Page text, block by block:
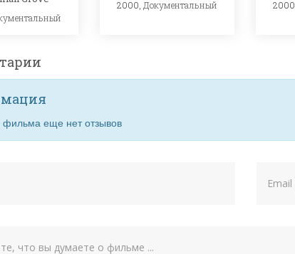
2000, Документальный 2000,
фильма еще нет отзывов